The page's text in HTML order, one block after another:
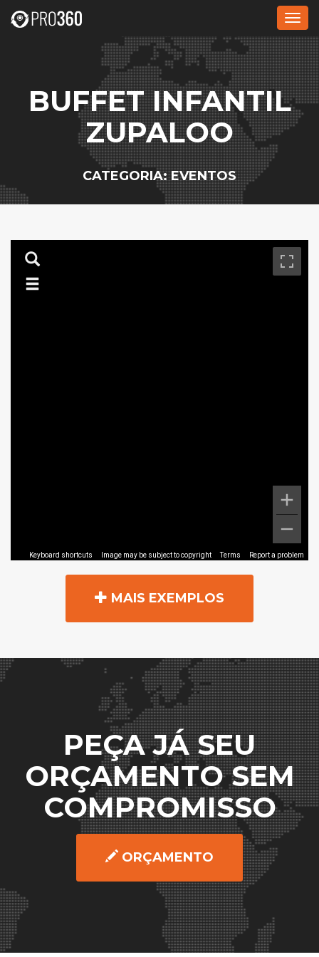
BUFFET INFANTIL
ZUPALOO
CATEGORIA: EVENTOS
MAIS EXEMPLOS
PEÇA JÁ SEU
ORÇAMENTO SEM
COMPROMISSO
ORÇAMENTO